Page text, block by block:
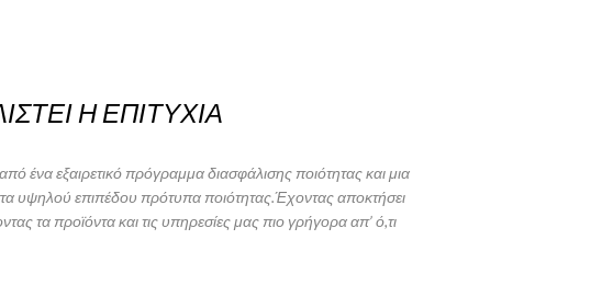
Η ΕΠΙΤΥΧΙΑ
ένα εξαιρετικό πρόγραμμα διασφάλισης ποιότητας και μια
υψηλού επιπέδου πρότυπα ποιότητας.Έχοντας αποκτήσει
τα προϊόντα και τις υπηρεσίες μας πιο γρήγορα απ’ ό,τι